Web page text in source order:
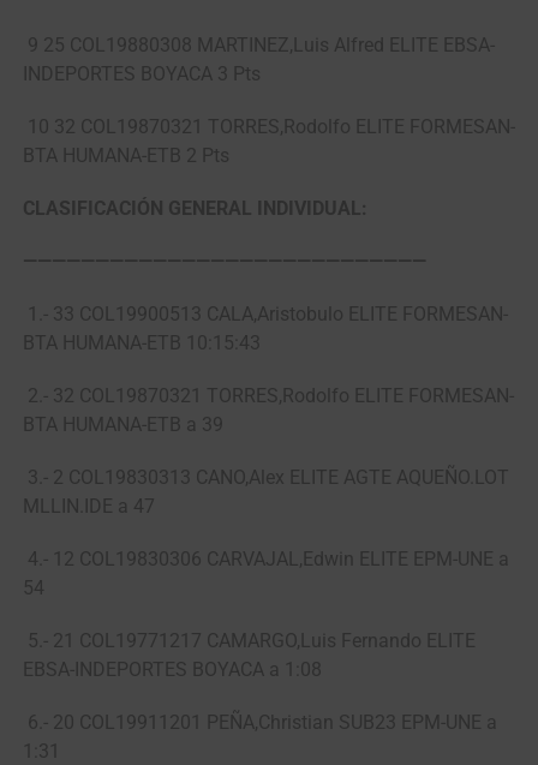
9 25 COL19880308 MARTINEZ,Luis Alfred ELITE EBSA-
INDEPORTES BOYACA 3 Pts
10 32 COL19870321 TORRES,Rodolfo ELITE FORMESAN-
BTA HUMANA-ETB 2 Pts
CLASIFICACIÓN GENERAL INDIVIDUAL:
————————————————————————————
1.- 33 COL19900513 CALA,Aristobulo ELITE FORMESAN-
BTA HUMANA-ETB 10:15:43
2.- 32 COL19870321 TORRES,Rodolfo ELITE FORMESAN-
BTA HUMANA-ETB a 39
3.- 2 COL19830313 CANO,Alex ELITE AGTE AQUEÑO.LOT
MLLIN.IDE a 47
4.- 12 COL19830306 CARVAJAL,Edwin ELITE EPM-UNE a
54
5.- 21 COL19771217 CAMARGO,Luis Fernando ELITE
EBSA-INDEPORTES BOYACA a 1:08
6.- 20 COL19911201 PEÑA,Christian SUB23 EPM-UNE a
1:31